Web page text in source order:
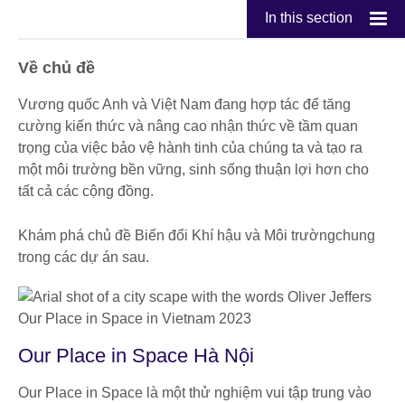
In this section
Về chủ đề
Vương quốc Anh và Việt Nam đang hợp tác để tăng
cường kiến ​​thức và nâng cao nhận thức về tầm quan
trọng của việc bảo vệ hành tinh của chúng ta và tạo ra
một môi trường bền vững, sinh sống thuận lợi hơn cho
tất cả các cộng đồng.
Khám phá chủ đề Biến đổi Khí hậu và Môi trườngchung
trong các dự án sau.
Our Place in Space Hà Nội
Our Place in Space là một thử nghiệm vui tập trung vào